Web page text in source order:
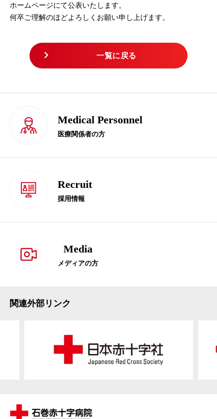
ホームページにて公表いたします。
何卒ご理解のほどよろしくお願い申し上げます。
一覧に戻る
Medical Personnel
医療関係者の方
Recruit
採用情報
Media
メディアの方
関連外部リンク